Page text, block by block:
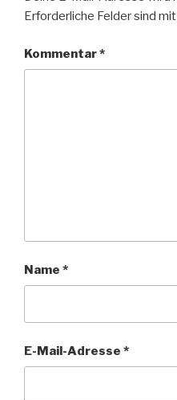
Erforderliche Felder sind mit
Kommentar*
Name *
E-Mail-Adresse *